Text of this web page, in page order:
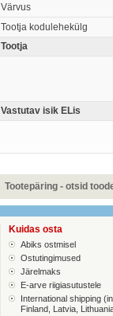
Värvus
Tootja kodulehekülg
Tootja
Vastutav isik ELis
Tootepäring - otsid
Kuidas osta
Abiks ostmisel
Ostutingimused
Järelmaks
E-arve riigiasutustele
International shipping
Finland, Latvia,